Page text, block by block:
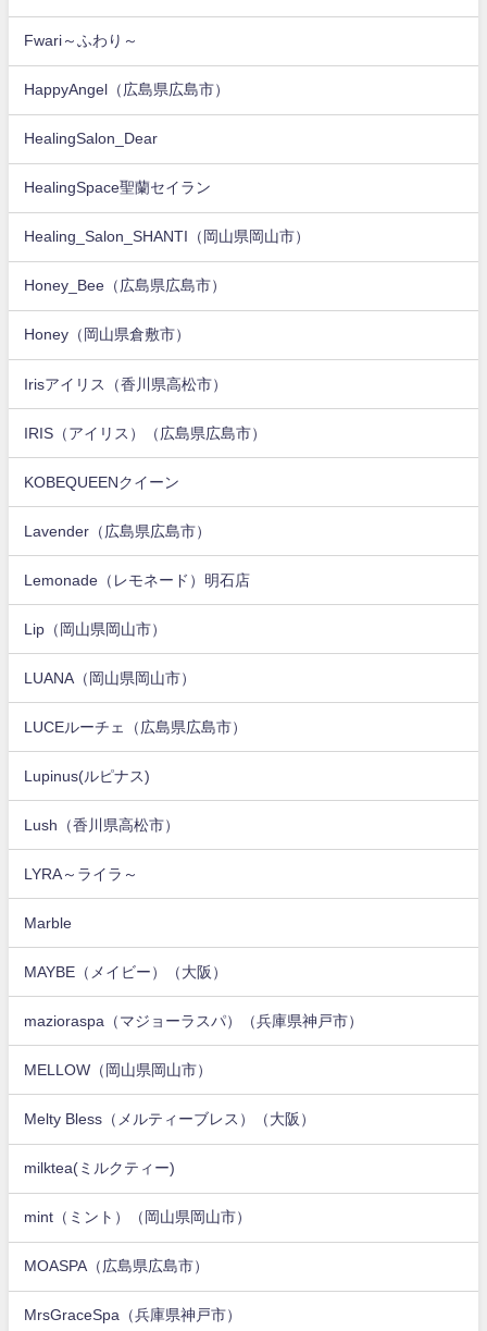
Fwari～ふわり～
HappyAngel（広島県広島市）
HealingSalon_Dear
HealingSpace聖蘭セイラン
Healing_Salon_SHANTI（岡山県岡山市）
Honey_Bee（広島県広島市）
Honey（岡山県倉敷市）
Irisアイリス（香川県高松市）
IRIS（アイリス）（広島県広島市）
KOBEQUEENクイーン
Lavender（広島県広島市）
Lemonade（レモネード）明石店
Lip（岡山県岡山市）
LUANA（岡山県岡山市）
LUCEルーチェ（広島県広島市）
Lupinus(ルピナス)
Lush（香川県高松市）
LYRA～ライラ～
Marble
MAYBE（メイビー）（大阪）
mazioraspa（マジョーラスパ）（兵庫県神戸市）
MELLOW（岡山県岡山市）
Melty Bless（メルティーブレス）（大阪）
milktea(ミルクティー)
mint（ミント）（岡山県岡山市）
MOASPA（広島県広島市）
MrsGraceSpa（兵庫県神戸市）